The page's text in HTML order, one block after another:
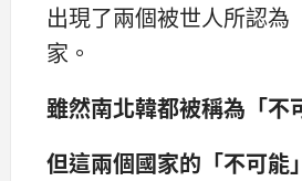
出現了兩個被世人所認為
家。
雖然南北韓都被稱為「不
但這兩個國家的「不可能」